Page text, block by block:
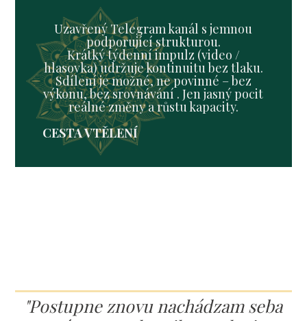
Uzavřený Telegram kanál s jemnou
podporující strukturou.
Krátký týdenní impulz (video /
hlasovka) udržuje kontinuitu bez tlaku.
Sdílení je možné, ne povinné – bez
výkonu, bez srovnávání . Jen jasný pocit
reálné změny a růstu kapacity.
CESTA VTĚLENÍ
"Postupne znovu nachádzam seba